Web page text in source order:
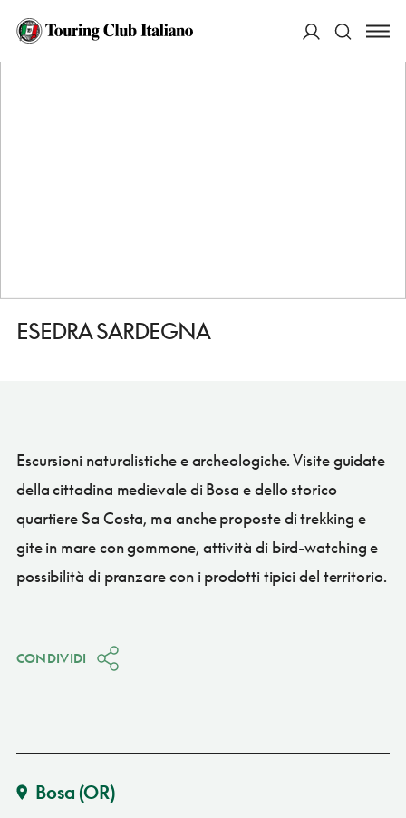
HOME
ESEDRA SARDEGNA
Escursioni naturalistiche e archeologiche. Visite guidate
della cittadina medievale di Bosa e dello storico
quartiere Sa Costa, ma anche proposte di trekking e
gite in mare con gommone, attività di bird-watching e
possibilità di pranzare con i prodotti tipici del territorio.
CONDIVIDI
Bosa (OR)